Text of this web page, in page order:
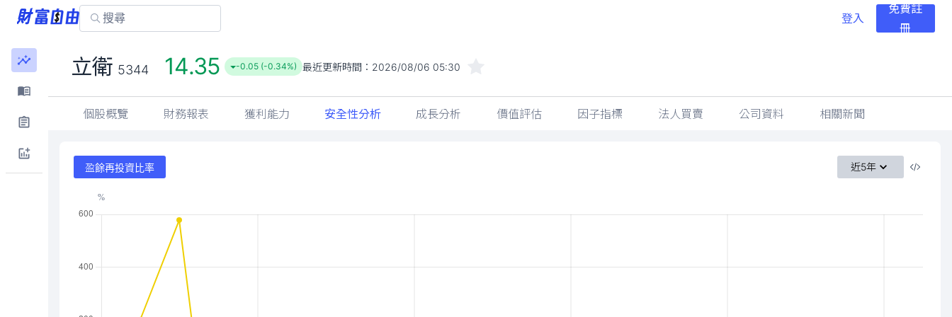
登入
免費註
冊
立衛 5344 14.35 -0.05 (-0.34%) 最近更新時間： 2026/08/06 05:30
個股概覽 財務報表 獲利能力 安全性分析 成長分析 價值評估 因子指標 法人買賣 公司資料 相關新聞
盈餘再投資比率 近5年